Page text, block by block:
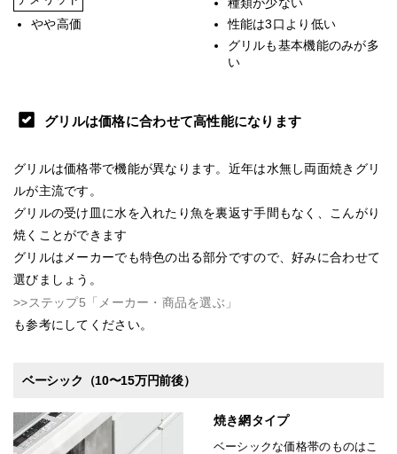
やや高価
性能は3口より低い
グリルも基本機能のみが多
い
グリルは価格に合わせて高性能になります
グリルは価格帯で機能が異なります。近年は水無し両面焼きグリ
ルが主流です。
グリルの受け皿に水を入れたり魚を裏返す手間もなく、こんがり
焼くことができます
グリルはメーカーでも特色の出る部分ですので、好みに合わせて
選びましょう。
>>ステップ5「メーカー・商品を選ぶ」
も参考にしてください。
ベーシック（10〜15万円前後）
焼き網タイプ
ベーシックな価格帯のものはこ